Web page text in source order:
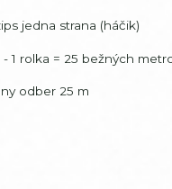
jedna strana (háčik)
- 1 rolka = 25 bežných
odber 25 m